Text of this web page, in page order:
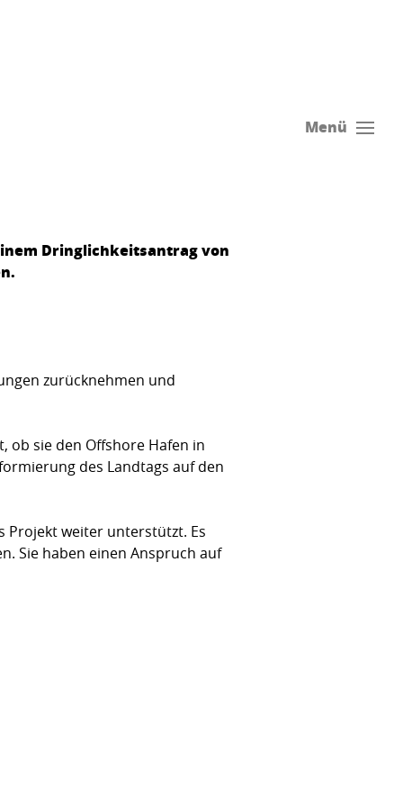
Menü
Dringlichkeitsantrag von
zurücknehmen und
ob sie den Offshore Hafen in
des Landtags auf den
Projekt weiter unterstützt. Es
Sie haben einen Anspruch auf